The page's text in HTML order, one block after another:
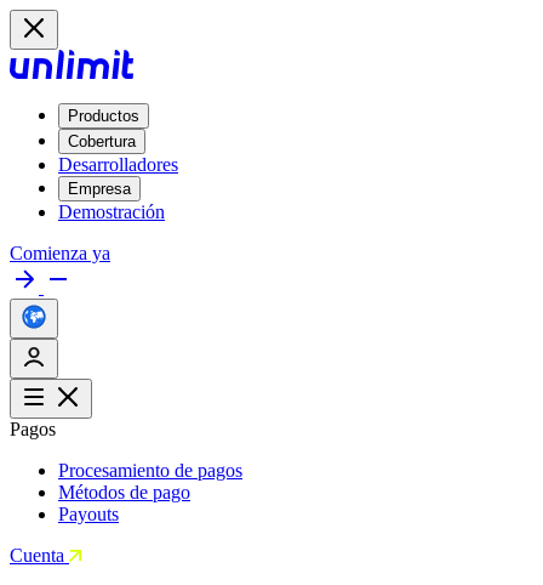
Productos
Cobertura
Desarrolladores
Empresa
Demostración
Comienza ya
Pagos
Procesamiento de pagos
Métodos de pago
Payouts
Cuenta